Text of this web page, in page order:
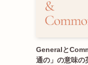
Generalと
通の」の意味の